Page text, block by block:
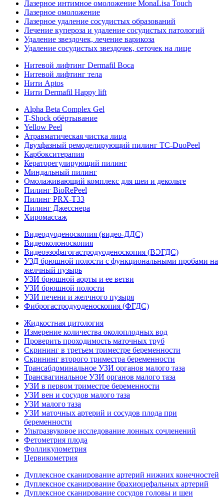
Лазерное интимное омоложение MonaLisa Touch
Лазерное омоложение
Лазерное удаление сосудистых образований
Лечение купероза и удаление сосудистых патологий
Удаление звездочек, лечение варикоза
Удаление сосудистых звездочек, сеточек на лице
Нитевой лифтинг Dermafil Boca
Нитевой лифтинг тела
Нити Aptos
Нити Dermafil Happy lift
Alpha Beta Complex Gel
T-Shock обёртывание
Yellow Peel
Атравматическая чистка лица
Двухфазный ремоделирующий пилинг TC-DuoPeel
Карбокситерапия
Кераторегулирующий пилинг
Миндальный пилинг
Омолаживающий комплекс для шеи и декольте
Пилинг BioRePeel
Пилинг PRX-T33
Пилинг Джесснера
Хиромассаж
Видеодуоденоскопия (видео-ДДС)
Видеоколоноскопия
Видеоэзофагогастродуоденоскопия (ВЭГДС)
УЗД брюшной полости с функциональными пробами на
желчный пузырь
УЗИ брюшной аорты и ее ветви
УЗИ брюшной полости
УЗИ печени и желчного пузыря
Фиброгастродуоденоскопия (ФГДС)
Жидкостная цитология
Измерение количества околоплодных вод
Проверить проходимость маточных труб
Скрининг в третьем триместре беременности
Скрининг второго триместра беременности
Трансабдоминальное УЗИ органов малого таза
Трансвагинальное УЗИ органов малого таза
УЗИ в первом триместре беременности
УЗИ вен и сосудов малого таза
УЗИ малого таза
УЗИ маточных артерий и сосудов плода при
беременности
Ультразвуковое исследование лонных сочленений
Фетометрия плода
Фолликулометрия
Цервикометрия
Дуплексное сканирование артерий нижних конечностей
Дуплексное сканирование брахиоцефальных артерий
Дуплексное сканирование сосудов головы и шеи